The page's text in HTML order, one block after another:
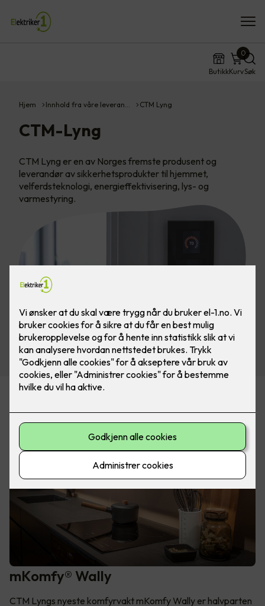
ButikkKurv
0
Søk
Hjem Innhold fra våre leveran… CTM Lyng
CTM-Lyng
CTM Lyng er en av Norges fremste produsent og
leverandør av sikkerhetsprodukter til hjemmet,
velferdsteknologi, energieffektivisering, lys- og
varmestyring.
mKomfy® Wally
CTM Lyngs nyeste komfyrvakt mKomfy Wally er halvparten